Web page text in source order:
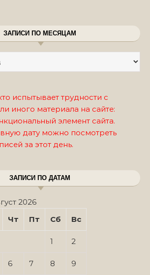
ЗАПИСИ ПО МЕСЯЦАМ
испытывает трудности с
иного материала на сайте:
элемент сайта.
дату можно посмотреть
за этот день.
ЗАПИСИ ПО ДАТАМ
2026
Чт Пт Сб Вс
1 2
6 7 8 9